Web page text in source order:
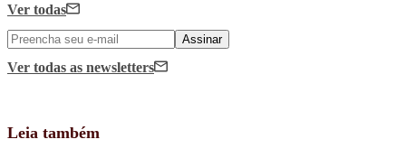
Ver todas
Assinar
Ver todas as newsletters
Leia também